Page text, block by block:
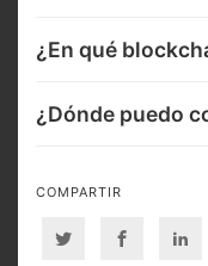
¿En qué
¿Dónde puedo
COMPARTIR
Twitter Facebook